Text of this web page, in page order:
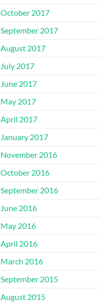
October 2017
September 2017
August 2017
July 2017
June 2017
May 2017
April 2017
January 2017
November 2016
October 2016
September 2016
June 2016
May 2016
April 2016
March 2016
September 2015
August 2015